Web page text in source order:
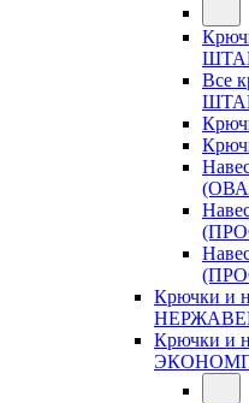
Все
Крючки и
Крючки и